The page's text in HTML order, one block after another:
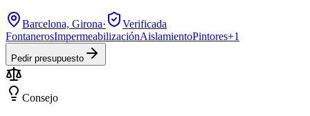
Barcelona, Girona·
Verificada
FontanerosImpermeabilizaciónAislamientoPintores+1
Pedir presupuesto
Consejo